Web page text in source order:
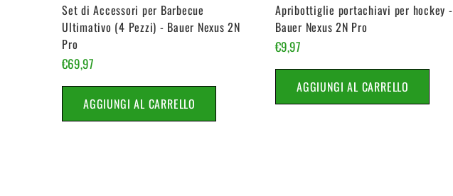
Set di Accessori per Barbecue
Ultimativo (4 Pezzi) - Bauer Nexus 2N
Pro
€69,97
AGGIUNGI AL CARRELLO
Apribottiglie portachiavi per hockey -
Bauer Nexus 2N Pro
€9,97
AGGIUNGI AL CARRELLO